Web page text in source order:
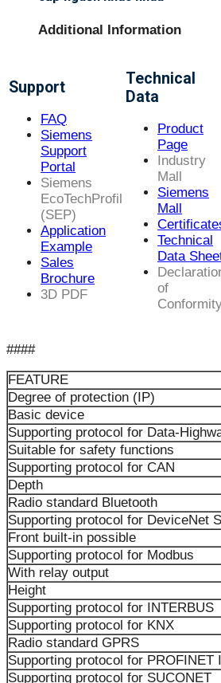
Additional Information
Support
FAQ
Siemens
Support
Portal
Siemens
EcoTechProfil
(SEP)
Application
Example
Sales
Brochure
3D PDF
Technical
Data
Product
Page
Industry
Mall
Siemens
Mall
Technical
Data
of
####
FEATURE
Degree of protection (IP)
Basic device
Supporting protocol for Data-
Suitable for safety functions
Supporting protocol for CAN
Depth
Radio standard Bluetooth
Supporting protocol for DeviceNet
Front built-in possible
Supporting protocol for Modbus
With relay output
Height
Supporting protocol for INTERBUS
Supporting protocol for KNX
Radio standard GPRS
Supporting protocol for PROFINET
Supporting protocol for SUCONET